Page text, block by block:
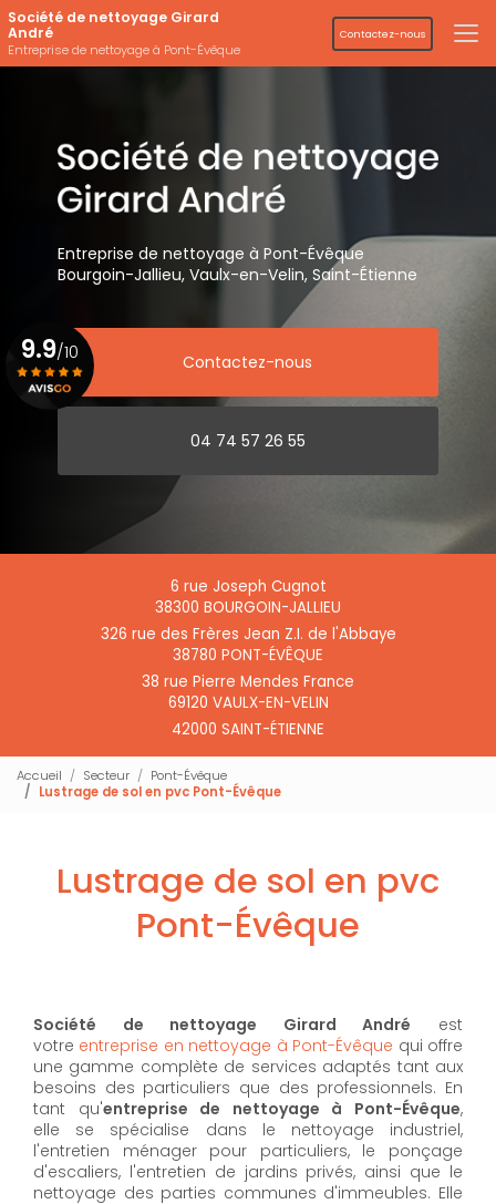
Aller
au
contenu
principal
Société de nettoyage Girard
André
Entreprise de nettoyage à Pont-Évêque
Contactez-nous
Entreprise de nettoyage à Pont-Évêque
Bourgoin-Jallieu, Vaulx-en-Velin, Saint-Étienne
Contactez-nous
04 74 57 26 55
6 rue Joseph Cugnot
38300 BOURGOIN-JALLIEU
326 rue des Frères Jean Z.I. de l'Abbaye
38780 PONT-ÉVÊQUE
38 rue Pierre Mendes France
69120 VAULX-EN-VELIN
42000 SAINT-ÉTIENNE
9.9/10
Accueil Secteur
Pont-Évêque
Lustrage de sol en pvc Pont-Évêque
Lustrage de sol en pvc
Pont-Évêque
Société de nettoyage Girard André est
votre entreprise en nettoyage à Pont-Évêque qui offre
une gamme complète de services adaptés tant aux
besoins des particuliers que des professionnels. En
tant qu'entreprise de nettoyage à Pont-Évêque,
elle se spécialise dans le nettoyage industriel,
l'entretien ménager pour particuliers, le ponçage
d'escaliers, l'entretien de jardins privés, ainsi que le
nettoyage des parties communes d'immeubles. Elle